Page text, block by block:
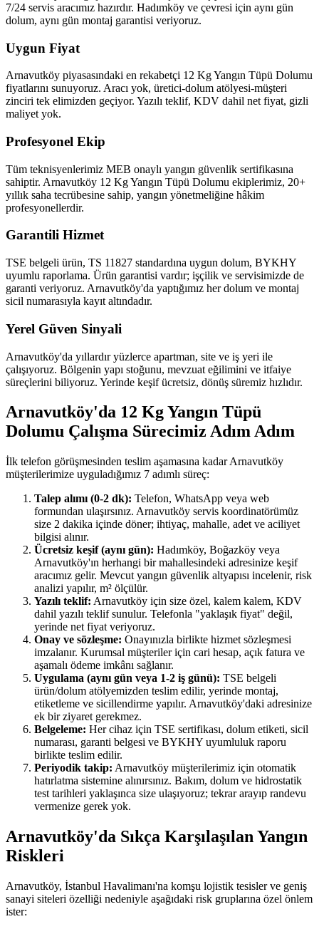
7/24 servis aracımız hazırdır. Hadımköy ve çevresi için aynı gün
dolum, aynı gün montaj garantisi veriyoruz.
Uygun Fiyat
Arnavutköy piyasasındaki en rekabetçi 12 Kg Yangın Tüpü Dolumu
fiyatlarını sunuyoruz. Aracı yok, üretici-dolum atölyesi-müşteri
zinciri tek elimizden geçiyor. Yazılı teklif, KDV dahil net fiyat, gizli
maliyet yok.
Profesyonel Ekip
Tüm teknisyenlerimiz MEB onaylı yangın güvenlik sertifikasına
sahiptir. Arnavutköy 12 Kg Yangın Tüpü Dolumu ekiplerimiz, 20+
yıllık saha tecrübesine sahip, yangın yönetmeliğine hâkim
profesyonellerdir.
Garantili Hizmet
TSE belgeli ürün, TS 11827 standardına uygun dolum, BYKHY
uyumlu raporlama. Ürün garantisi vardır; işçilik ve servisimizde de
garanti veriyoruz. Arnavutköy'da yaptığımız her dolum ve montaj
sicil numarasıyla kayıt altındadır.
Yerel Güven Sinyali
Arnavutköy'da yıllardır yüzlerce apartman, site ve iş yeri ile
çalışıyoruz. Bölgenin yapı stoğunu, mevzuat eğilimini ve itfaiye
süreçlerini biliyoruz. Yerinde keşif ücretsiz, dönüş süremiz hızlıdır.
Arnavutköy'da 12 Kg Yangın Tüpü
Dolumu Çalışma Sürecimiz Adım Adım
İlk telefon görüşmesinden teslim aşamasına kadar Arnavutköy
müşterilerimize uyguladığımız 7 adımlı süreç:
Talep alımı (0-2 dk): Telefon, WhatsApp veya web
formundan ulaşırsınız. Arnavutköy servis koordinatörümüz
size 2 dakika içinde döner; ihtiyaç, mahalle, adet ve aciliyet
bilgisi alınır.
Ücretsiz keşif (aynı gün): Hadımköy, Boğazköy veya
Arnavutköy'ın herhangi bir mahallesindeki adresinize keşif
aracımız gelir. Mevcut yangın güvenlik altyapısı incelenir, risk
analizi yapılır, m² ölçülür.
Yazılı teklif: Arnavutköy için size özel, kalem kalem, KDV
dahil yazılı teklif sunulur. Telefonla "yaklaşık fiyat" değil,
yerinde net fiyat veriyoruz.
Onay ve sözleşme: Onayınızla birlikte hizmet sözleşmesi
imzalanır. Kurumsal müşteriler için cari hesap, açık fatura ve
aşamalı ödeme imkânı sağlanır.
Uygulama (aynı gün veya 1-2 iş günü): TSE belgeli
ürün/dolum atölyemizden teslim edilir, yerinde montaj,
etiketleme ve sicillendirme yapılır. Arnavutköy'daki adresinize
ek bir ziyaret gerekmez.
Belgeleme: Her cihaz için TSE sertifikası, dolum etiketi, sicil
numarası, garanti belgesi ve BYKHY uyumluluk raporu
birlikte teslim edilir.
Periyodik takip: Arnavutköy müşterilerimiz için otomatik
hatırlatma sistemine alınırsınız. Bakım, dolum ve hidrostatik
test tarihleri yaklaşınca size ulaşıyoruz; tekrar arayıp randevu
vermenize gerek yok.
Arnavutköy'da Sıkça Karşılaşılan Yangın
Riskleri
Arnavutköy, İstanbul Havalimanı'na komşu lojistik tesisler ve geniş
sanayi siteleri özelliği nedeniyle aşağıdaki risk gruplarına özel önlem
ister: